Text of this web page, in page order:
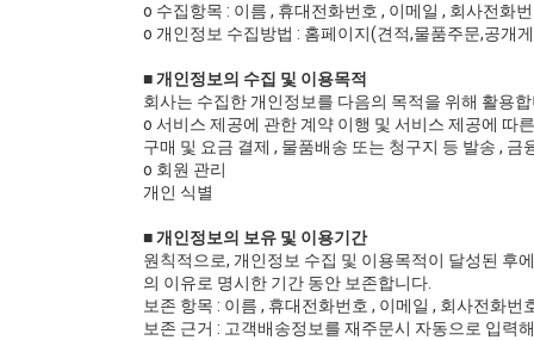
ο 수집항목 : 이름 , 휴대전화번호 , 이메일 , 회사전화
ο 개인정보 수집방법 : 홈페이지(견적,물품주문,공개
■ 개인정보의 수집 및 이용목적
회사는 수집한 개인정보를 다음의 목적을 위해 활용
ο 서비스 제공에 관한 계약 이행 및 서비스 제공에 따
구매 및 요금 결제 , 물품배송 또는 청구지 등 발송 ,
ο 회원 관리
개인 식별
■ 개인정보의 보유 및 이용기간
원칙적으로, 개인정보 수집 및 이용목적이 달성된 후
의 이유로 명시한 기간 동안 보존합니다.
보존 항목 : 이름 , 휴대전화번호 , 이메일 , 회사전화번
보존 근거 : 고객배송정보를 재주문시 자동으로 입력